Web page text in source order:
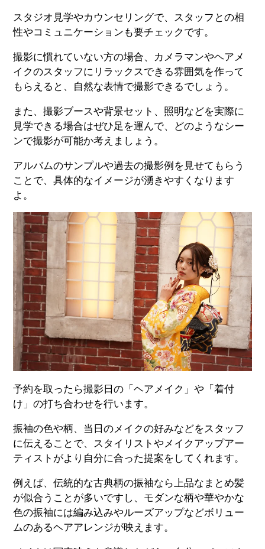
スタジオ見学やカウンセリングで、スタッフとの相
性やコミュニケーションも要チェックです。
撮影に慣れていない方の場合、カメラマンやヘアメ
イクのスタッフにリラックスできる雰囲気を作って
もらえると、自然な表情で撮影できるでしょう。
また、撮影ブースや背景セット、照明などを実際に
見学できる場合はぜひ足を運んで、どのようなシー
ンで撮影が可能か考えましょう。
アルバムのサンプルや過去の撮影例を見せてもらう
ことで、具体的なイメージが湧きやすくなります
よ。
予約を取ったら撮影日の「ヘアメイク」や「着付
け」の打ち合わせを行います。
振袖の色や柄、当日のメイクの好みなどをスタッフ
に伝えることで、スタイリストやメイクアップアー
ティストがより自分に合った提案をしてくれます。
例えば、伝統的な古典柄の振袖なら上品なまとめ髪
が似合うことが多いですし、モダンな柄や華やかな
色の振袖には編み込みやルーズアップなどボリュー
ムのあるヘアアレンジが映えます。